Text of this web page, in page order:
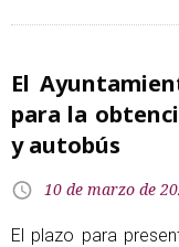
El
para la
y autobús
10 de marzo de
El plazo para